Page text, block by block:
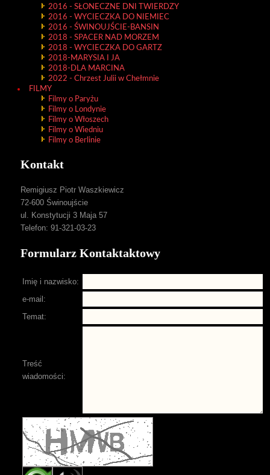
2016 - SŁONECZNE DNI TWIERDZY
2016 - WYCIECZKA DO NIEMIEC
2016 - ŚWINOUJŚCIE-BANSIN
2018 - SPACER NAD MORZEM
2018 - WYCIECZKA DO GARTZ
2018-MARYSIA I JA
2018-DLA MARCINA
2022 - Chrzest Julii w Chełmnie
FILMY
Filmy o Paryżu
Filmy o Londynie
Filmy o Włoszech
Filmy o Wiedniu
Filmy o Berlinie
Kontakt
Remigiusz Piotr Waszkiewicz
72-600 Świnoujście
ul. Konstytucji 3 Maja 57
Telefon: 91-321-03-23
Formularz Kontaktaktowy
Imię i nazwisko:
e-mail:
Temat:
Treść
wiadomości: